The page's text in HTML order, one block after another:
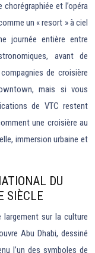
et l’opéra
un « resort » à ciel
journée entière entre
avant de
de croisière
mais si vous
de VTC restent
une croisière au
immersion urbaine et
DU
SIÈCLE
sur la culture
Abu Dhabi, dessiné
l’un des symboles de